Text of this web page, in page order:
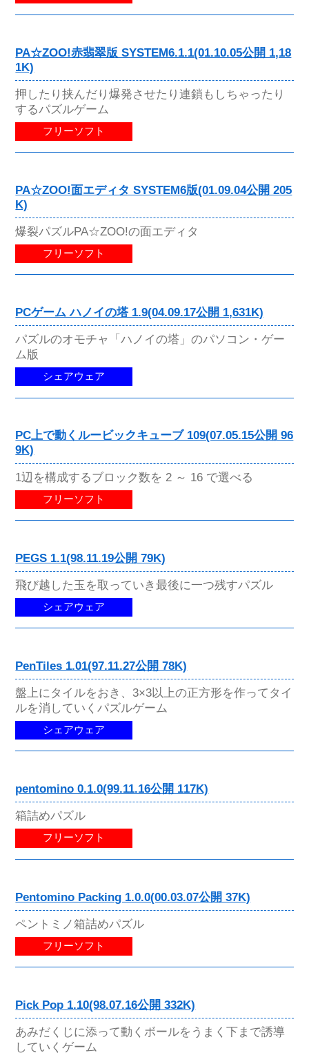
PA☆ZOO!赤翡翠版 SYSTEM6.1.1(01.10.05公開 1,18
1K)
押したり挟んだり爆発させたり連鎖もしちゃったり
するパズルゲーム
フリーソフト
PA☆ZOO!面エディタ SYSTEM6版(01.09.04公開 205
K)
爆裂パズルPA☆ZOO!の面エディタ
フリーソフト
PCゲーム ハノイの塔 1.9(04.09.17公開 1,631K)
パズルのオモチャ「ハノイの塔」のパソコン・ゲー
ム版
シェアウェア
PC上で動くルービックキューブ 109(07.05.15公開 96
9K)
1辺を構成するブロック数を 2 ～ 16 で選べる
フリーソフト
PEGS 1.1(98.11.19公開 79K)
飛び越した玉を取っていき最後に一つ残すパズル
シェアウェア
PenTiles 1.01(97.11.27公開 78K)
盤上にタイルをおき、3×3以上の正方形を作ってタイ
ルを消していくパズルゲーム
シェアウェア
pentomino 0.1.0(99.11.16公開 117K)
箱詰めパズル
フリーソフト
Pentomino Packing 1.0.0(00.03.07公開 37K)
ペントミノ箱詰めパズル
フリーソフト
Pick Pop 1.10(98.07.16公開 332K)
あみだくじに添って動くボールをうまく下まで誘導
していくゲーム